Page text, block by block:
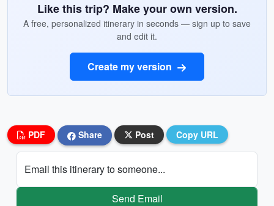
Like this trip? Make your own version.
A free, personalized itinerary in seconds — sign up to save
and edit it.
Create my version
PDF Share Post Copy URL
Email this itinerary to someone...
Send Email